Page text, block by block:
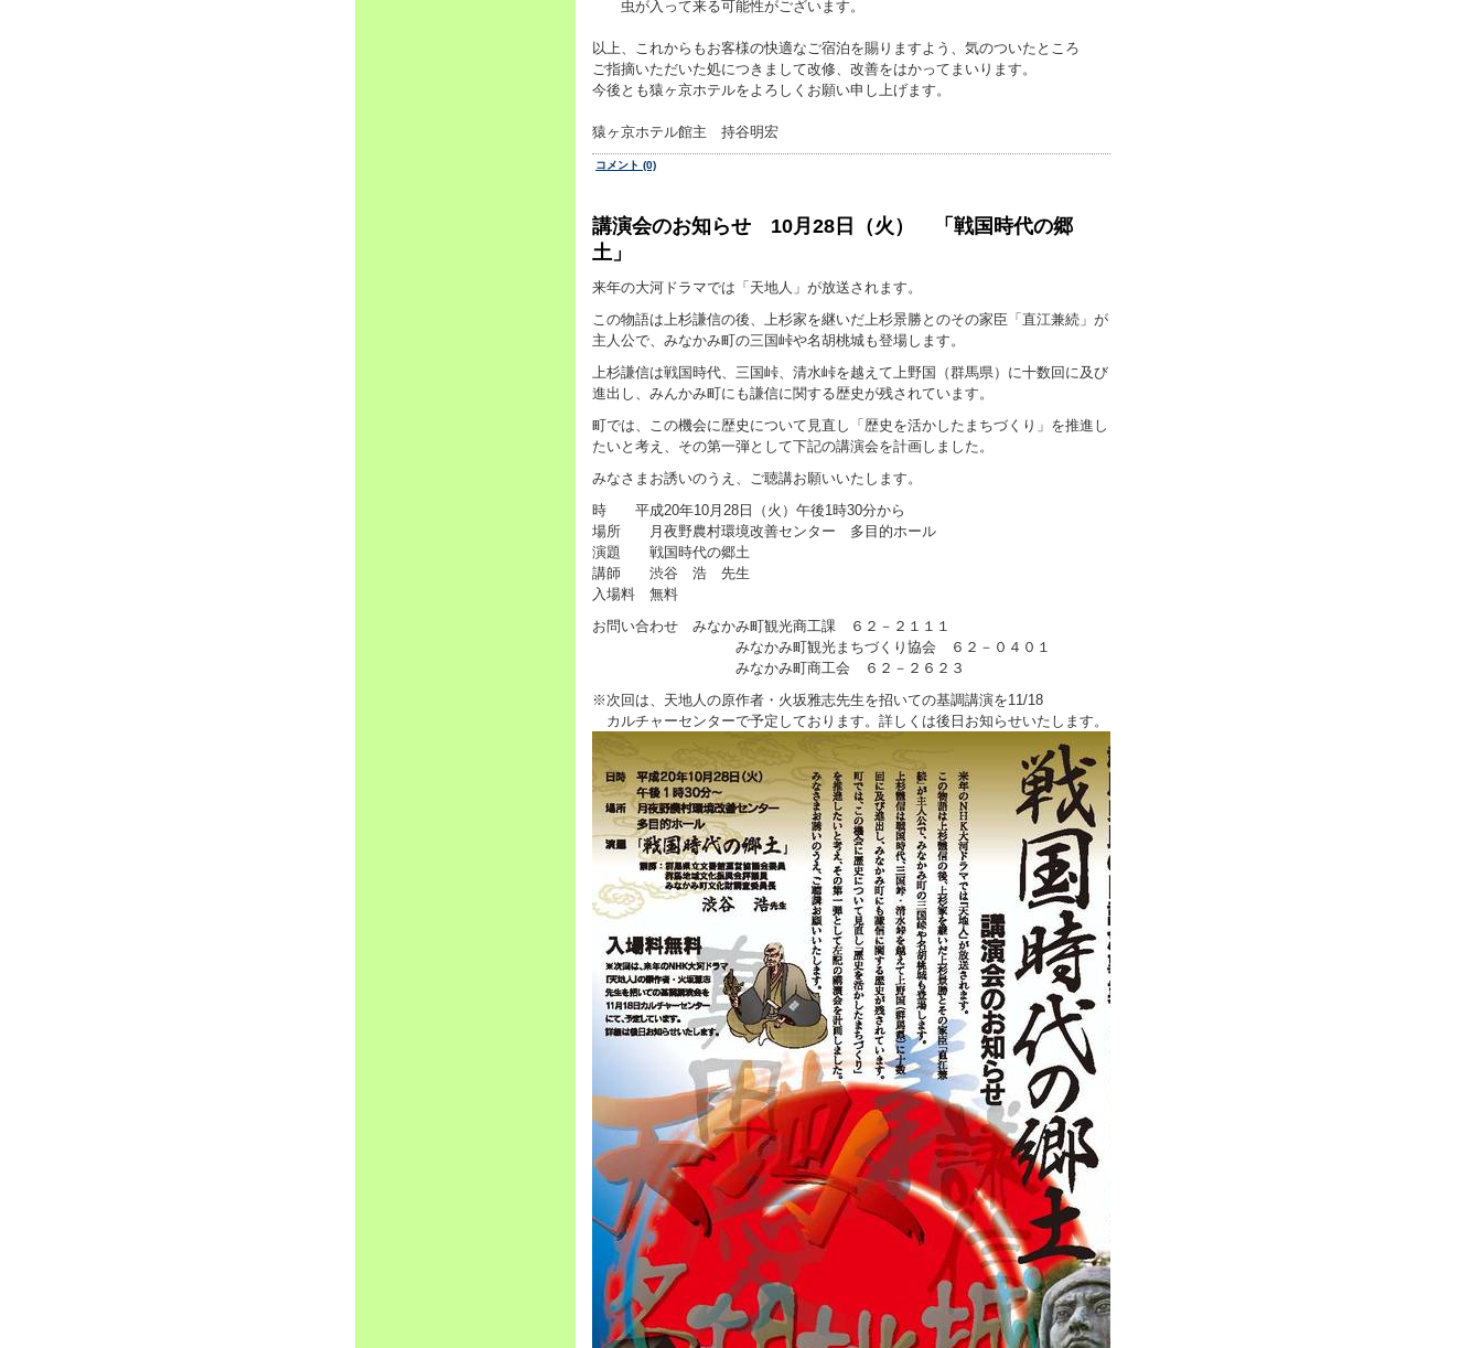
虫が入って来る可能性がございます。
以上、これからもお客様の快適なご宿泊を賜りますよう、気のついたところ
ご指摘いただいた処につきまして改修、改善をはかってまいります。
今後とも猿ヶ京ホテルをよろしくお願い申し上げます。
猿ヶ京ホテル館主 持谷明宏
コメント (0)
講演会のお知らせ 10月28日（火） 「戦国時代の郷
土」
来年の大河ドラマでは「天地人」が放送されます。
この物語は上杉謙信の後、上杉家を継いだ上杉景勝とのその家臣「直江兼続」が
主人公で、みなかみ町の三国峠や名胡桃城も登場します。
上杉謙信は戦国時代、三国峠、清水峠を越えて上野国（群馬県）に十数回に及び
進出し、みんかみ町にも謙信に関する歴史が残されています。
町では、この機会に歴史について見直し「歴史を活かしたまちづくり」を推進し
たいと考え、その第一弾として下記の講演会を計画しました。
みなさまお誘いのうえ、ご聴講お願いいたします。
時 平成20年10月28日（火）午後1時30分から
場所 月夜野農村環境改善センター 多目的ホール
演題 戦国時代の郷土
講師 渋谷 浩 先生
入場料 無料
お問い合わせ みなかみ町観光商工課 ６２－２１１１
みなかみ町観光まちづくり協会 ６２－０４０１
みなかみ町商工会 ６２－２６２３
※次回は、天地人の原作者・火坂雅志先生を招いての基調講演を11/18
カルチャーセンターで予定しております。詳しくは後日お知らせいたします。